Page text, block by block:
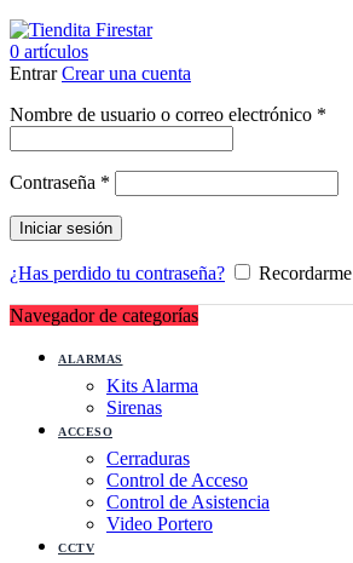
0 artículos
EntrarCrear una cuenta
Nombre de usuario o correo electrónico *
Contraseña *
Iniciar sesión
¿Has perdido tu contraseña? Recordarme
Navegador de categorías
ALARMAS
Kits Alarma
Sirenas
ACCESO
Cerraduras
Control de Acceso
Control de Asistencia
Video Portero
CCTV